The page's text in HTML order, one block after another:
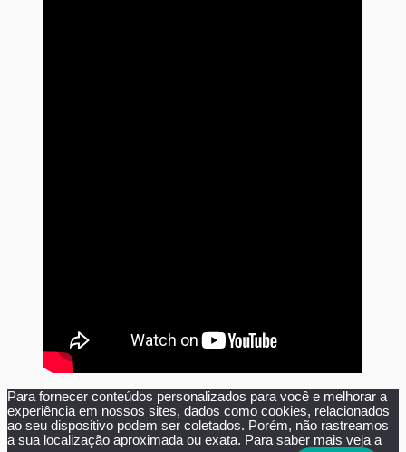
Para fornecer conteúdos personalizados para você e melhorar a
experiência em nossos sites, dados como cookies, relacionados
ao seu dispositivo podem ser coletados. Porém, não rastreamos
a sua localização aproximada ou exata. Para saber mais veja a